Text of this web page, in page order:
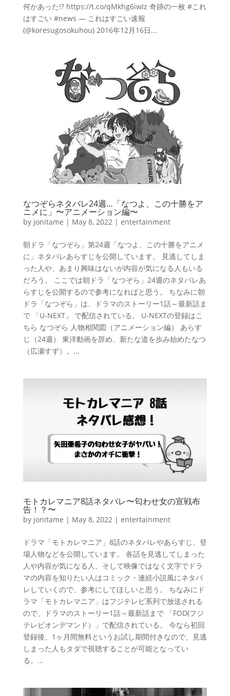
何かあった!? https://t.co/qMkhg6iwIz 奇跡の一枚 #これ
はすごい #news — これはすごい速報
(@koresugosokuhou) 2016年12月16日...
なつぞらネタバレ24週…「なつよ、この十勝をア
ニメに」〜アニメーション編〜
by jonitame | May 8, 2022| entertainment
朝ドラ「なつぞら」第24週「なつよ、この十勝をアニメ
に」ネタバレあらすじを公開しています。 見逃してしま
った人や、あまり興味はないが内容が気になる人もいる
だろう。 ここでは朝ドラ「なつぞら」24週のネタバレあ
らすじを公開するので参考になればと思う。 ちなみに朝
ドラ「なつぞら」は、ドラマのストーリー1話～最新話ま
で 「U-NEXT」 で配信されている。 U-NEXTの登録はこ
ちら なつぞら 人物相関図（アニメーション編） あらす
じ（24週） 東洋動画を辞め、新たな道を歩み始めたなつ
（広瀬すず）。...
モトカレマニア8話ネタバレ〜匂わせ女の宣戦布
告！？〜
by jonitame | May 8, 2022| entertainment
ドラマ「モトカレマニア」8話のネタバレやあらすじ、登
場人物などを公開しています。 各話を見逃してしまった
人や内容が気になる人、そして映像ではなく文字でドラ
マの内容を知りたい人はコミック・連続小説風にネタバ
レしていくので、参考にしてほしいと思う。 ちなみにド
ラマ「モトカレマニア」はフジテレビ系列で放送される
ので、ドラマのストーリー1話～最新話まで 「FOD(フジ
テレビオンデマンド）」で配信されている。 今なら初回
登録後、1ヶ月間無料というお試し期間付きなので、見逃
しまった人もタダで視聴することが可能となってい
る。...